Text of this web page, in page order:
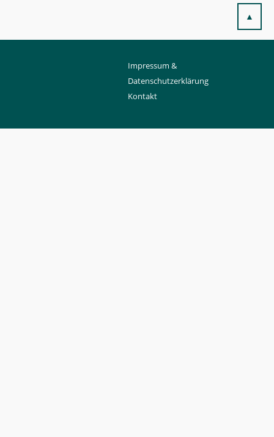
▲
Impressum &
Datenschutzerklärung
Kontakt